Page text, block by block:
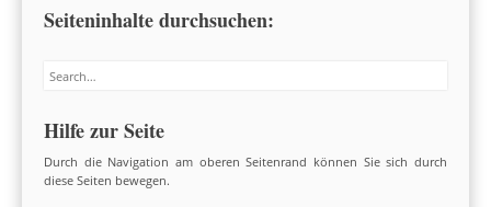
Seiteninhalte durchsuchen:
Search
Hilfe zur Seite
Durch die Navigation am oberen Seitenrand können Sie sich durch
diese Seiten bewegen.